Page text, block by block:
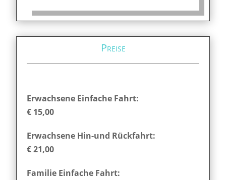
Preise
Erwachsene Einfache Fahrt:
€ 15,00
Erwachsene Hin-und Rückfahrt:
€ 21,00
Familie Einfache Fahrt: